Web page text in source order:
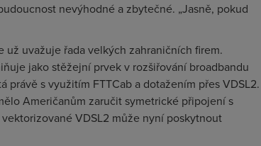
nevýhodné a zbytečné. „Jasně, pokud
už uvažuje řada velkých zahraničních firem.
jako stěžejní prvek v rozšiřování broadbandu
právě s využitím FTTCab a dotažením přes VDSL2.
Američanům zaručit symetrické připojení s
VDSL2 může nyní poskytnout